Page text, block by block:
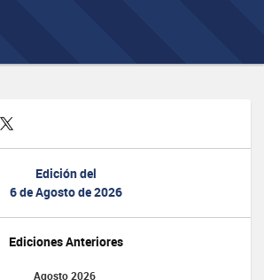
Edición del
6 de Agosto de 2026
Ediciones Anteriores
Agosto 2026